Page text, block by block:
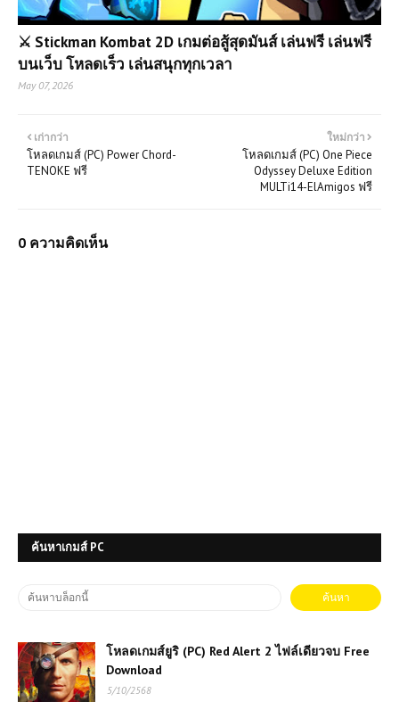
⚔️ Stickman Kombat 2D เกมต่อสู้สุดมันส์ เล่นฟรี เล่นฟรี
บนเว็บ โหลดเร็ว เล่นสนุกทุกเวลา
May 07, 2026
ใหม่กว่า
โหลดเกมส์ (PC) One Piece
Odyssey Deluxe Edition
MULTi14-ElAmigos ฟรี
เก่ากว่า
โหลดเกมส์ (PC) Power Chord-
TENOKE ฟรี
0 ความคิดเห็น
ค้นหาเกมส์ PC
โหลดเกมส์ยูริ (PC) Red Alert 2 ไฟล์เดียวจบ Free
Download
5/10/2568